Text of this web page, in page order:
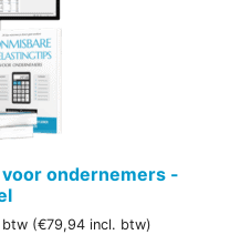
ondernemers -
(€79,94incl. btw)